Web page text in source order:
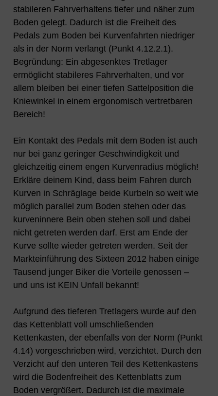
stabileren Fahrverhaltens tiefer und näher zum
Boden gelegt. Dadurch ist die Freiheit des
Pedals zum Boden bei Kurvenfahrten niedriger
als in der Norm verlangt (Punkt 4.12.2.1).
Begründung: Ein abgesenktes Tretlager
ermöglicht stabileres Fahrverhalten, und vor
allem bleiben bei einer tiefen Sattelposition die
Kniewinkel in einem ergonomisch vertretbaren
Bereich!
Ein Kontakt des Pedals mit dem Boden ist auch
nur bei ganz geringer Geschwindigkeit und
gleichzeitig einem engen Kurvenradius möglich!
Erkläre deinem Kind, dass beim Fahren durch
Kurven in Schräglage beide Kurbeln so weit wie
möglich parallel zum Boden stehen oder das
kurveninnere Bein oben stehen soll und dabei
nicht getreten werden darf. Erst am Ende der
Kurve sollte wieder getreten werden. Seit der
Markteinführung des Sixteen 2012 haben einige
Tausend junger Biker die Vorteile genossen –
und uns ist KEIN Unfall bekannt!
Aufgrund des tieferen Tretlagers wurde auf den
das Kettenblatt voll umschließenden
Kettenkasten, der ebenfalls von der Norm (Punkt
4.14) vorgeschrieben wird, verzichtet. Durch den
Verzicht auf den unteren Teil des Kettenkastens
wird die Bodenfreiheit des Kettenblatts zum
Boden vergrößert. Dadurch ist die maximale